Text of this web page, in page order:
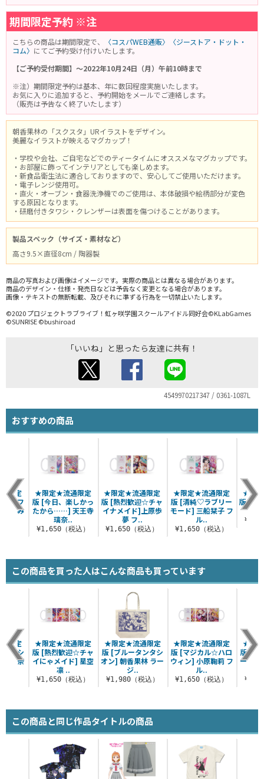
期間限定予約 ※注
こちらの商品は期間限定で、 〈コスパWEB通販〉
〈ジーストア・ドット・
コム〉 にてご予約受け付けいたします。
【ご予約受付期間】～2022年10月24日（月）午前10時まで
※注）期間限定予約は基本、年に数回程度実施いたします。
お気に入りに追加すると、予約開始をメールでご連絡します。
（販売は予告なく終了いたします）
朝香果林の「スクスタ」URイラストをデザイン。
美麗なイラストが映えるマグカップ！
・学校や会社、ご自宅などでのティータイムにオススメなマグカップです。
・お部屋に飾ってインテリアとしても楽しめます。
・新食品衛生法に適合しておりますので、安心してご使用いただけます。
・電子レンジ使用可。
・直火・オーブン・食器洗浄機でのご使用は、本体破損や絵柄部分が変色
する原因となります。
・研磨付きタワシ・クレンザーは表面を傷つけることがあります。
製品スペック（サイズ・素材など）
高さ9.5×直径8cm / 陶器製
商品の写真および画像はイメージです。実際の商品とは異なる場合があります。
商品のデザイン・仕様・発売日などは予告なく変更となる場合があります。
画像・テキストの無断転載、及びそれに準ずる行為を一切禁止いたします。
©2020 プロジェクトラブライブ！虹ヶ咲学園スクールアイドル同好会©KLabGames
©SUNRISE ©bushiroad
「いいね」と思ったら友達に共有！
4549970217347 / 0361-1087L
おすすめの商品
★限定★流通限定
版 [熱烈歓迎☆チャ
イナメイド]上原歩
夢 フ..
¥1,650（税込）
★限定★流通限定
版 [清純♡ラブリー
モード] 三船栞子 フ
ル..
¥1,650（税込）
★限
版
限定
シンフ
かすみ
★限定★流通限定
版 [今日、楽しかっ
たから……] 天王寺
璃奈..
¥1,650（税込）
この商品を買った人はこんな商品も買っています
★限定★流通限定
版 [ブルータンタシ
オン] 朝香果林 ラー
ジ..
¥1,980（税込）
★限定★流通限定
版 [マジカル☆ハロ
ウィン] 小原鞠莉 フ
ル..
¥1,650（税込）
★限
版 [マ
ーバー
限定
ングシ
寺璃奈
★限定★流通限定
版 [熱烈歓迎☆チャ
イにゃメイド] 星空
凛 ..
¥1,650（税込）
この商品と同じ作品タイトルの商品